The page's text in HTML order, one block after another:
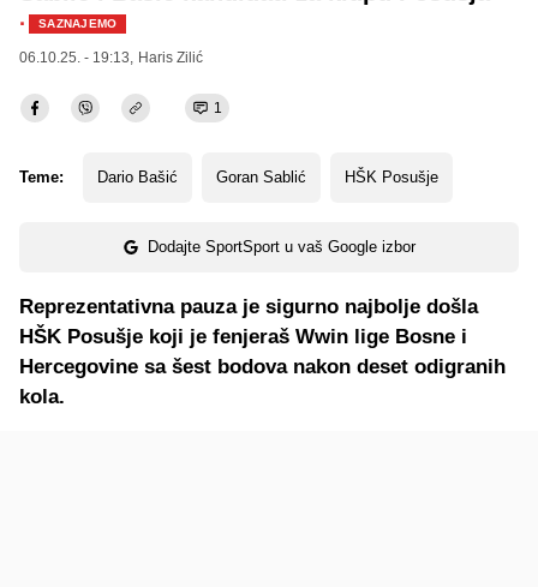
· SAZNAJEMO
06.10.25. - 19:13, Haris Zilić
1
Teme: Dario Bašić Goran Sablić HŠK Posušje
Dodajte SportSport u vaš Google izbor
Reprezentativna pauza je sigurno najbolje došla
HŠK Posušje koji je fenjeraš Wwin lige Bosne i
Hercegovine sa šest bodova nakon deset odigranih
kola.